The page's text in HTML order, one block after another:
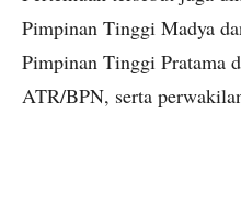
Pimpinan Tinggi Madya
Pimpinan Tinggi Pratama
ATR/BPN, serta